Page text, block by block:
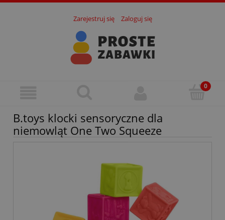
Zarejestruj się Zaloguj się
B.toys klocki sensoryczne dla
niemowląt One Two Squeeze